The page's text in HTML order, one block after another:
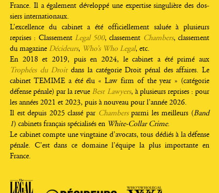
France. Il a éga­le­ment déve­lop­pé une exper­tise sin­gu­lière des dos­
siers internationaux.
L’ex­cel­lence du cabi­net a été offi­ciel­le­ment saluée à plu­sieurs
reprises : Clas­se­ment Legal 500, clas­se­ment Cham­bers, clas­se­ment
du maga­zine Déci­deurs, Who’s Who Legal, etc.
En 2018 et 2019, puis en 2024, le cabi­net a été pri­mé aux
Trophées duDroitdans la caté­go­rie Droit pénal des affaires. Le
cabi­net TEMIME a été élu « Law firm of the year » (caté­go­rie
défense pénale) par la revue Best Lawyers, à plu­sieurs reprises : pour
les années 2021 et 2023, puis à nou­veau pour l’année 2026.
Il est depuis 2025 clas­sé par Cham­berspar­mi les meilleurs (Band
1) cabi­nets fran­çais spé­cia­li­sés en White-Col­lar Crime.
Le cabi­net compte une ving­taine d’avocats, tous dédiés à la défense
pénale. C’est dans ce domaine l’équipe la plus impor­tante en
France.